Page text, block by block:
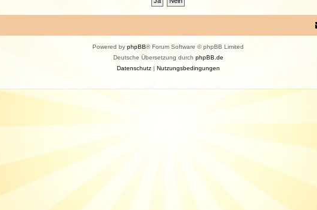
Powered by phpBB® Forum Software © phpBB Limited
Deutsche Übersetzung durch phpBB.de
Datenschutz| Nutzungsbedingungen